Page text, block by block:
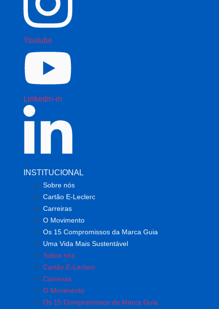
Youtube
Linkedin-in
INSTITUCIONAL
Sobre nós
Cartão E-Leclerc
Carreiras
O Movimento
Os 15 Compromissos da Marca Guia
Uma Vida Mais Sustentável
Sobre nós
Cartão E-Leclerc
Carreiras
O Movimento
Os 15 Compromissos da Marca Guia